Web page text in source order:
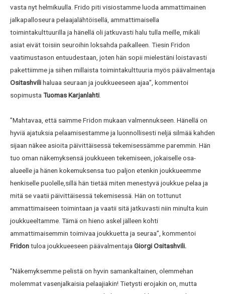
vasta nyt helmikuulla. Frido piti visiostamme luoda ammattimainen
jalkapalloseura pelaajalähtöisellä, ammattimaisella
toimintakulttuurilla ja hänellä oli jatkuvasti halu tulla meille, mikäli
asiat eivät toisiin seuroihin loksahda paikalleen. Tiesin Fridon
vaatimustason entuudestaan, joten hän sopii mielestäni loistavasti
pakettiimme ja siihen millaista toimintakulttuuria myös päävalmentaja
Ositashvilihaluaa seuraan ja joukkueeseen ajaa”, kommentoi
sopimusta Tuomas Karjanlahti
”Mahtavaa, että saimme Fridon mukaan valmennukseen. Hänellä on
hyviä ajatuksia pelaamisestamme ja luonnollisesti neljä silmää kahden
sijaan näkee asioita päivittäisessä tekemisessämme paremmin. Hän
tuo oman näkemyksensä joukkueen tekemiseen, jokaiselle osa-
alueelle ja hänen kokemuksensa tuo paljon etenkin joukkueemme
henkiselle puolelle,sillä hän tietää miten menestyvä joukkue pelaa ja
mitä se vaatii päivittäisessä tekemisessä. Hän on tottunut
ammattimaiseen toimintaan ja vaatii sitä jatkuvasti niin minulta kuin
joukkueeltamme. Tämä on hieno askel jälleen kohti
ammattimaisemmin toimivaa joukkuetta ja seuraa”, kommentoi
Fridontuloa joukkueeseen päävalmentaja Giorgi Ositashvili.
”Näkemyksemme pelistä on hyvin samankaltainen, olemmehan
molemmat vasenjalkaisia pelaajiakin! Tietysti erojakin on, mutta